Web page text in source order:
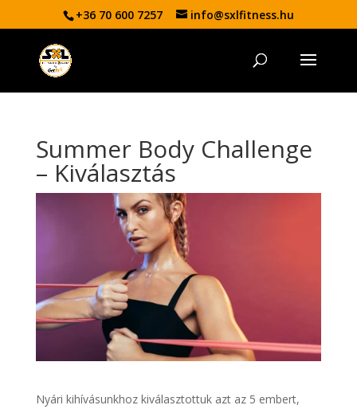
+36 70 600 7257 info@sxlfitness.hu
Summer Body Challenge
– Kiválasztás
Nyári kihívásunkhoz kiválasztottuk azt az 5 embert,